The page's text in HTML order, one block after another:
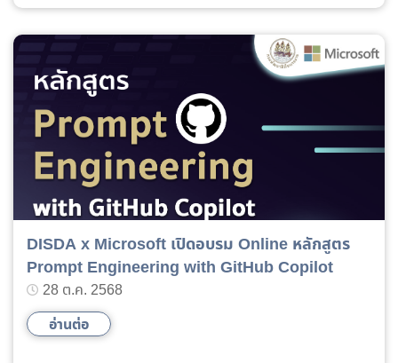
DISDA x Microsoft เปิดอบรม Online หลักสูตร
Prompt Engineering with GitHub Copilot
28 ต.ค. 2568
อ่านต่อ